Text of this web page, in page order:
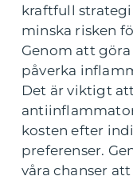
kraftfull
minska risken
Genom att
påverka
Det är viktigt
kosten efter
preferenser.
våra chanser